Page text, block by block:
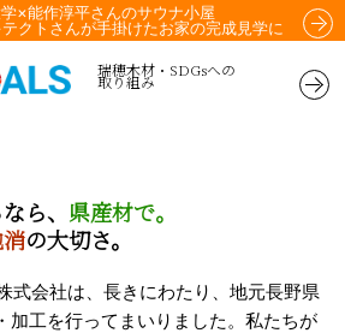
×能作淳平さんのサウナ小屋
クトさんが手掛けたお家の完成見学に
が手掛けた住宅のフェンスに、瑞穂
ました！
瑞穂木材・SDGsへの
取り組み
ら、 県産材で。
の大切さ。
式会社は、長きにわたり、地元長野県
加工を行ってまいりました。私たちが